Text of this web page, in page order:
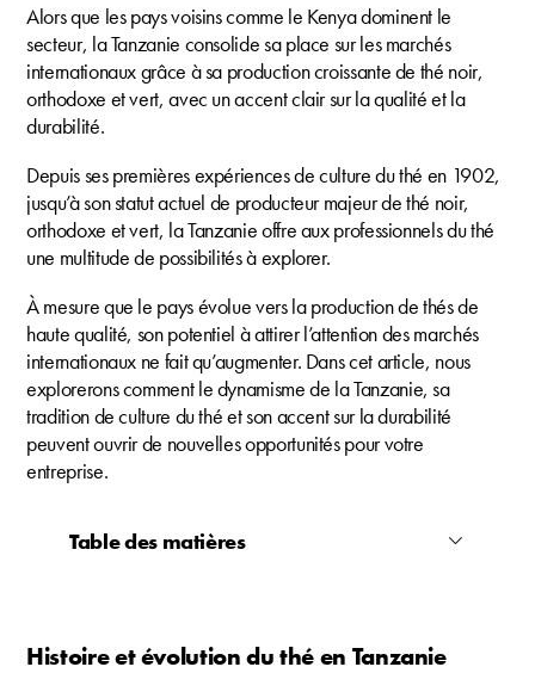
Alors que les pays voisins comme le Kenya dominent le
secteur, la Tanzanie consolide sa place sur les marchés
internationaux grâce à sa production croissante de thé noir,
orthodoxe et vert, avec un accent clair sur la qualité et la
durabilité.
Depuis ses premières expériences de culture du thé en 1902,
jusqu’à son statut actuel de producteur majeur de thé noir,
orthodoxe et vert, la Tanzanie offre aux professionnels du thé
une multitude de possibilités à explorer.
À mesure que le pays évolue vers la production de thés de
haute qualité, son potentiel à attirer l’attention des marchés
internationaux ne fait qu’augmenter. Dans cet article, nous
explorerons comment le dynamisme de la Tanzanie, sa
tradition de culture du thé et son accent sur la durabilité
peuvent ouvrir de nouvelles opportunités pour votre
entreprise.
Table des matières
Histoire et évolution du thé en Tanzanie